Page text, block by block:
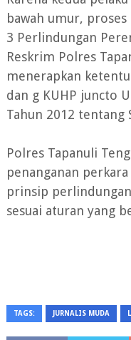
bawah umur,
3 Perlindungan
Reskrim Polres
menerapkan
dan g KUHP juncto
Tahun 2012 tentang
Polres Tapanuli
penanganan
prinsip
sesuai aturan yang
TAGS: JURNALIS MUDA